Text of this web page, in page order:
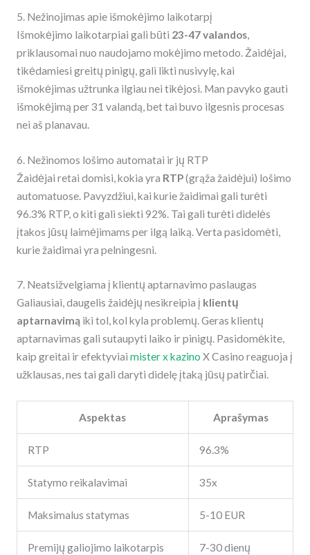
5. Nežinojimas apie išmokėjimo laikotarpį
Išmokėjimo laikotarpiai gali būti 23-47 valandos,
priklausomai nuo naudojamo mokėjimo metodo. Žaidėjai,
tikėdamiesi greitų pinigų, gali likti nusivylę, kai
išmokėjimas užtrunka ilgiau nei tikėjosi. Man pavyko gauti
išmokėjimą per 31 valandą, bet tai buvo ilgesnis procesas
nei aš planavau.
6. Nežinomos lošimo automatai ir jų RTP
Žaidėjai retai domisi, kokia yra RTP(grąža žaidėjui) lošimo
automatuose. Pavyzdžiui, kai kurie žaidimai gali turėti
96.3% RTP, o kiti gali siekti 92%. Tai gali turėti didelės
įtakos jūsų laimėjimams per ilgą laiką. Verta pasidomėti,
kurie žaidimai yra pelningesni.
7. Neatsižvelgiama į klientų aptarnavimo paslaugas
Galiausiai, daugelis žaidėjų nesikreipia į klientų
aptarnavimąiki tol, kol kyla problemų. Geras klientų
aptarnavimas gali sutaupyti laiko ir pinigų. Pasidomėkite,
kaip greitai ir efektyviai mister x kazino X Casino reaguoja į
užklausas, nes tai gali daryti didelę įtaką jūsų patirčiai.
Aspektas Aprašymas
RTP 96.3%
Statymo reikalavimai 35x
Maksimalus statymas 5-10 EUR
Premijų galiojimo laikotarpis 7-30 dienų